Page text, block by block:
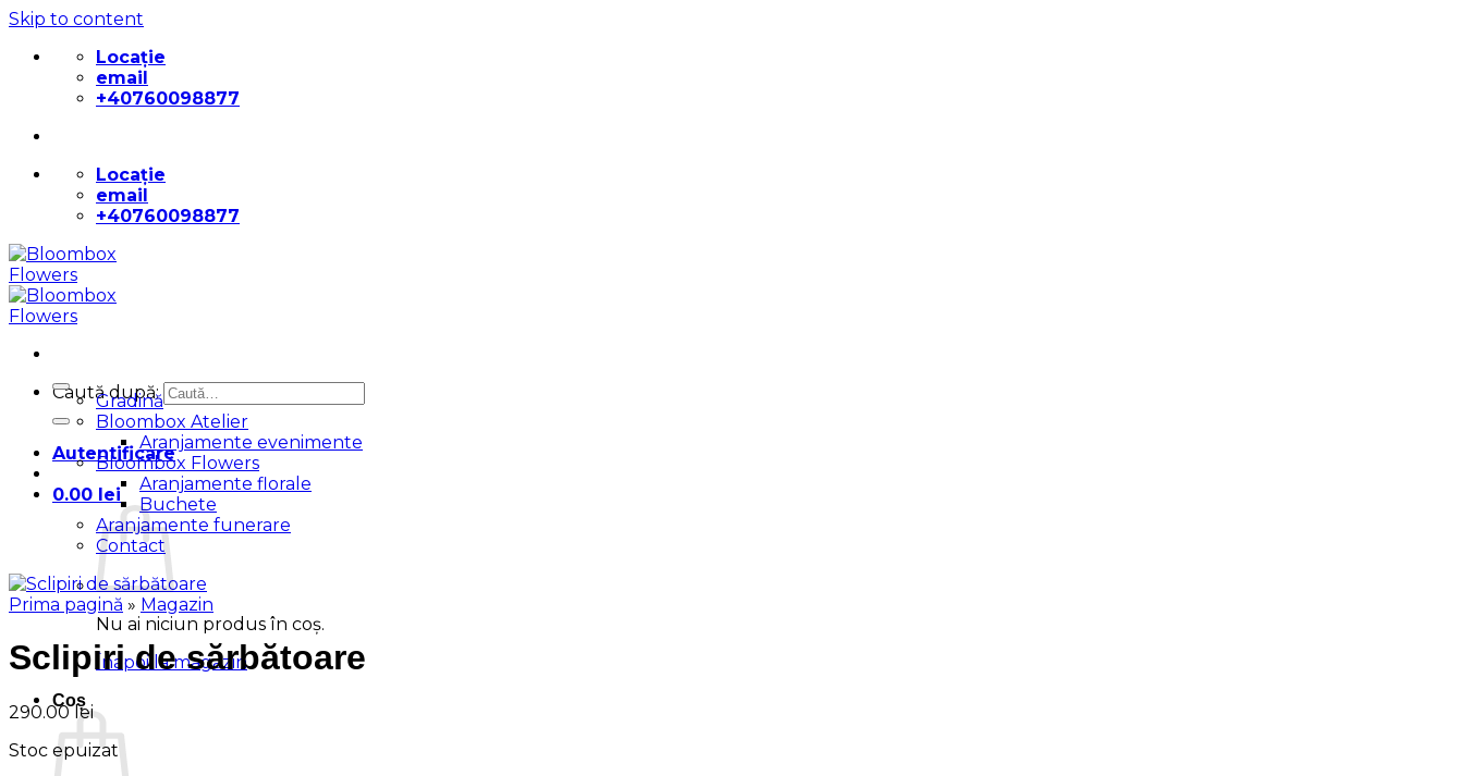
Skip to content
Locație
email
+40760098877
Locație
email
+40760098877
Caută după:
Autentificare
0.00 lei
Nu ai niciun produs în coș.
Înapoi la magazin
Coș
Gradină
Bloombox Atelier
Aranjamente evenimente
Bloombox Flowers
Aranjamente florale
Buchete
Aranjamente funerare
Contact
Prima pagină » Magazin
Sclipiri de sărbătoare
290.00lei
Stoc epuizat